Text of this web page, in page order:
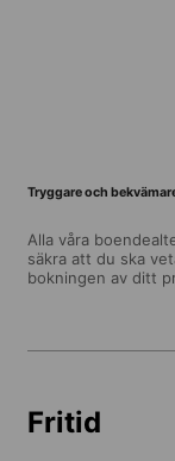
Tryggare och
Alla våra
säkra att du ska
bokningen av ditt
Fritid